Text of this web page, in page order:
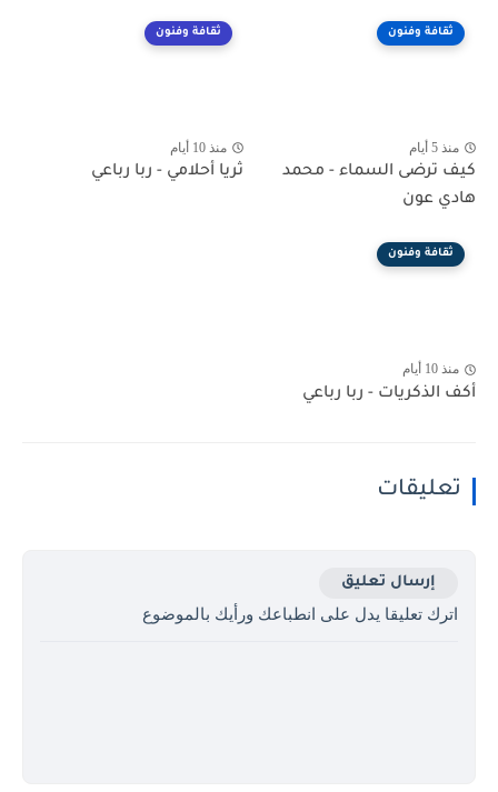
ثقافة وفنون
منذ 5 أيام
كيف ترضى السماء - محمد
هادي عون
ثقافة وفنون
منذ 10 أيام
ثريا أحلامي - ربا رباعي
ثقافة وفنون
منذ 10 أيام
أكف الذكريات - ربا رباعي
تعليقات
إرسال تعليق
اترك تعليقا يدل على انطباعك ورأيك بالموضوع